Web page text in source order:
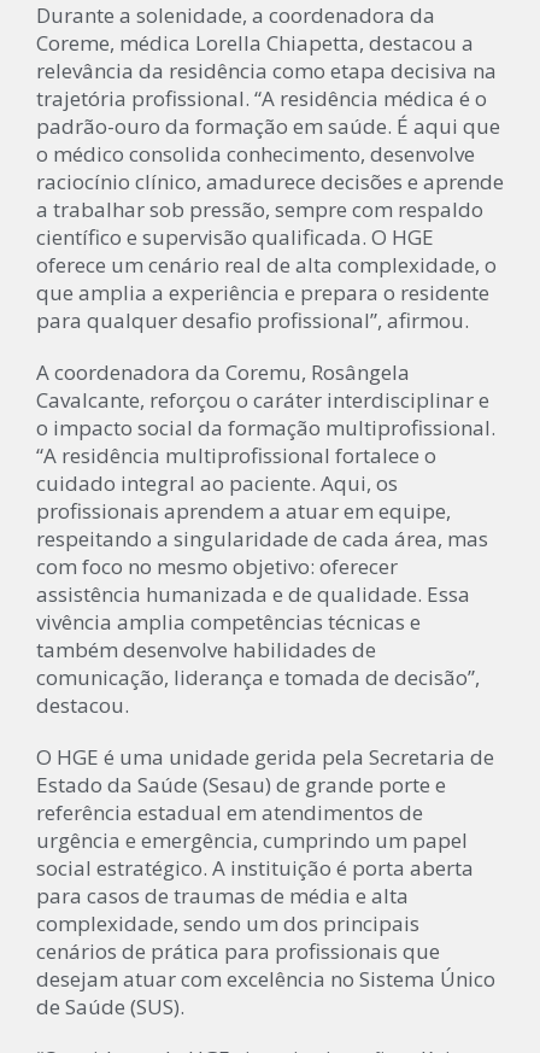
Durante a solenidade, a coordenadora da
Coreme, médica Lorella Chiapetta, destacou a
relevância da residência como etapa decisiva na
trajetória profissional. “A residência médica é o
padrão-ouro da formação em saúde. É aqui que
o médico consolida conhecimento, desenvolve
raciocínio clínico, amadurece decisões e aprende
a trabalhar sob pressão, sempre com respaldo
científico e supervisão qualificada. O HGE
oferece um cenário real de alta complexidade, o
que amplia a experiência e prepara o residente
para qualquer desafio profissional”, afirmou.
A coordenadora da Coremu, Rosângela
Cavalcante, reforçou o caráter interdisciplinar e
o impacto social da formação multiprofissional.
“A residência multiprofissional fortalece o
cuidado integral ao paciente. Aqui, os
profissionais aprendem a atuar em equipe,
respeitando a singularidade de cada área, mas
com foco no mesmo objetivo: oferecer
assistência humanizada e de qualidade. Essa
vivência amplia competências técnicas e
também desenvolve habilidades de
comunicação, liderança e tomada de decisão”,
destacou.
O HGE é uma unidade gerida pela Secretaria de
Estado da Saúde (Sesau) de grande porte e
referência estadual em atendimentos de
urgência e emergência, cumprindo um papel
social estratégico. A instituição é porta aberta
para casos de traumas de média e alta
complexidade, sendo um dos principais
cenários de prática para profissionais que
desejam atuar com excelência no Sistema Único
de Saúde (SUS).